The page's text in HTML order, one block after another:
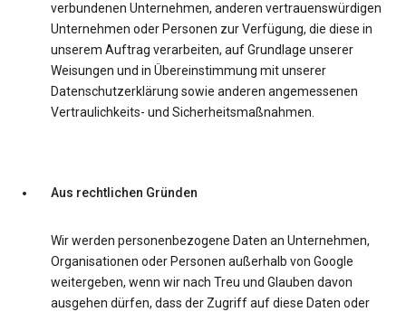
verbundenen Unternehmen, anderen vertrauenswürdigen
Unternehmen oder Personen zur Verfügung, die diese in
unserem Auftrag verarbeiten, auf Grundlage unserer
Weisungen und in Übereinstimmung mit unserer
Datenschutzerklärung sowie anderen angemessenen
Vertraulichkeits- und Sicherheitsmaßnahmen.
Aus rechtlichen Gründen
Wir werden personenbezogene Daten an Unternehmen,
Organisationen oder Personen außerhalb von Google
weitergeben, wenn wir nach Treu und Glauben davon
ausgehen dürfen, dass der Zugriff auf diese Daten oder